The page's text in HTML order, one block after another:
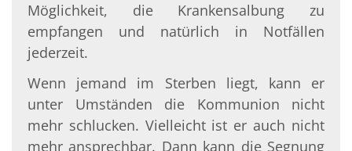
Möglichkeit, die Krankensalbung zu
empfangen und natürlich in Notfällen
jederzeit.
Wenn jemand im Sterben liegt, kann er
unter Umständen die Kommunion nicht
mehr schlucken. Vielleicht ist er auch nicht
mehr ansprechbar. Dann kann die Segnung